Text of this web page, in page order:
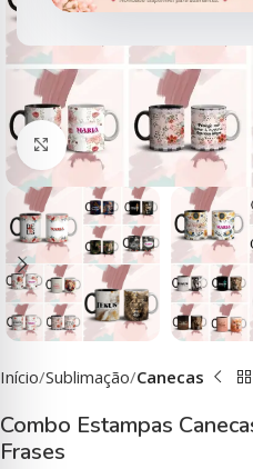
Clique para ampliar
Início Sublimação Canecas
Combo Estampas
Frases